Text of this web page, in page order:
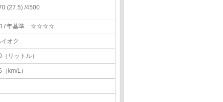
(27.5) /4500
年基準 ☆☆☆☆
オク
（リットル）
（km/L）